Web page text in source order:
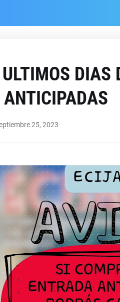
DIAS
25, 2023